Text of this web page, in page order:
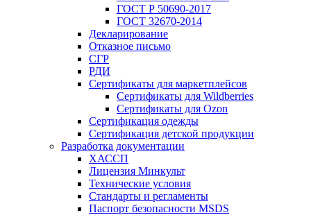
ГОСТ Р 50690-2017
ГОСТ 32670-2014
Декларирование
Отказное письмо
СГР
РДИ
Сертификаты для маркетплейсов
Сертификаты для Wildberries
Сертификаты для Ozon
Сертификация одежды
Сертификация детской продукции
Разработка документации
ХАССП
Лицензия Минкульт
Технические условия
Стандарты и регламенты
Паспорт безопасности MSDS